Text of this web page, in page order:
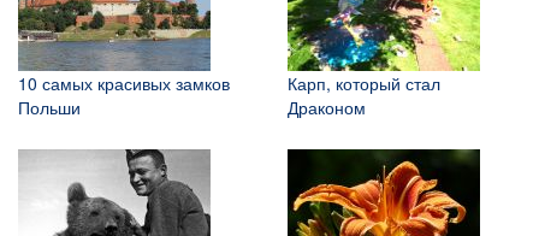
10 самых красивых замков
Польши
Карп, который стал
Драконом